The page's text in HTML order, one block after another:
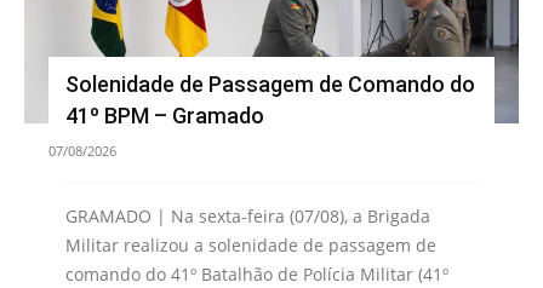
Solenidade de Passagem de Comando do
41º BPM – Gramado
07/08/2026
GRAMADO | Na sexta-feira (07/08), a Brigada
Militar realizou a solenidade de passagem de
comando do 41º Batalhão de Polícia Militar (41º